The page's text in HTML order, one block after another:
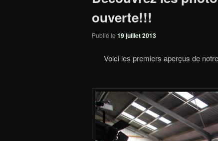
ouverte!!!
Publié le 19 juillet 2013
Voici les premiers aperçus de